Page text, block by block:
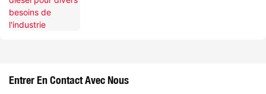
Entrer En Contact Avec Nous